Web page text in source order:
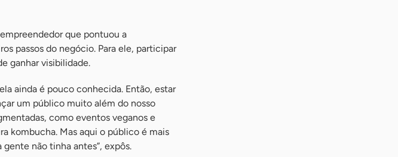
que pontuou a
passos do negócio. Para ele, participar
ganhar visibilidade.
ainda é pouco conhecida. Então, estar
um público muito além do nosso
como eventos veganos e
kombucha. Mas aqui o público é mais
não tinha antes”, expôs.